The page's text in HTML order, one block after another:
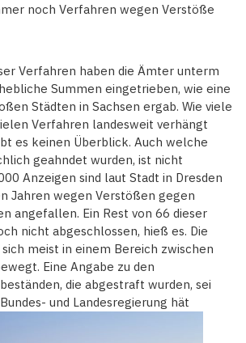
noch Verfahren wegen Verstöße
Verfahren haben die Ämter unterm
Summen eingetrieben, wie eine
Städten in Sachsen ergab. Wie viele
Verfahren landesweit verhängt
es keinen Überblick. Auch welche
geahndet wurden, ist nicht
Anzeigen sind laut Stadt in Dresden
Jahren wegen Verstößen gegen
angefallen. Ein Rest von 66 dieser
nicht abgeschlossen, hieß es. Die
meist in einem Bereich zwischen
Eine Angabe zu den
die abgestraft wurden, sei
und Landesregierung hät